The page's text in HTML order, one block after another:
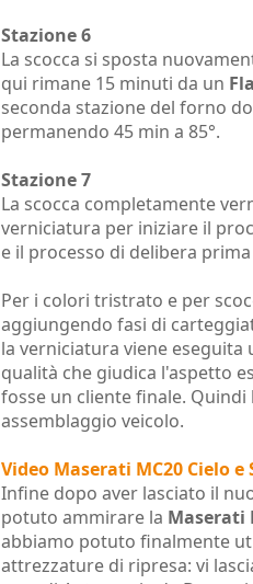
Stazione 6
La scocca si sposta
qui rimane 15 minuti da un
seconda stazione del forno
permanendo 45 min a 85°.
Stazione 7
La scocca completamente
verniciatura per iniziare il
e il processo di delibera
Per i colori tristrato e per
aggiungendo fasi di
la verniciatura viene eseguita
qualità che giudica l'aspetto
fosse un cliente finale.
assemblaggio veicolo.
Video Maserati MC20 Cielo
Infine dopo aver lasciato il
potuto ammirare la Maserati
abbiamo potuto finalmente
attrezzature di ripresa: vi